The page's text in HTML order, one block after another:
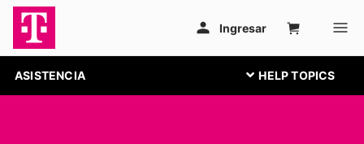
ASISTENCIA